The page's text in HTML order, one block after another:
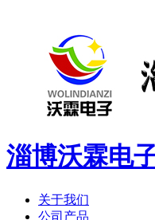
淄博沃霖电
关于我们
公司产品